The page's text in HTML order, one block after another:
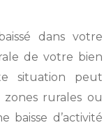
dans votre
de votre bien
situation peut
rurales ou
baisse d’activité